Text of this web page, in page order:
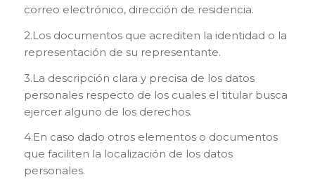
correo electrónico, dirección de residencia.
2.Los documentos que acrediten la identidad o la
representación de su representante.
3.La descripción clara y precisa de los datos
personales respecto de los cuales el titular busca
ejercer alguno de los derechos.
4.En caso dado otros elementos o documentos
que faciliten la localización de los datos
personales.